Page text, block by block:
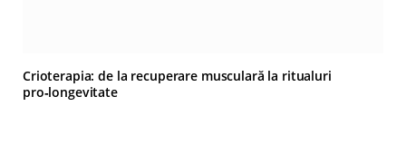
Crioterapia: de la recuperare musculară la ritualuri
pro‑longevitate